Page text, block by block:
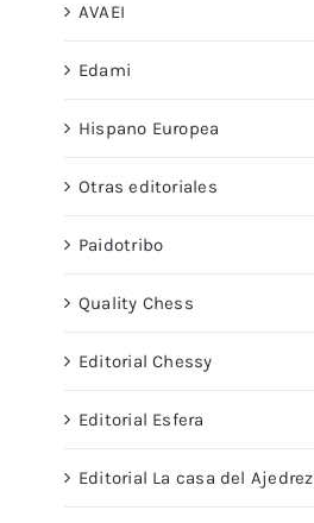
AVAEI
Edami
Hispano Europea
Otras editoriales
Paidotribo
Quality Chess
Editorial Chessy
Editorial Esfera
Editorial La casa del Ajedrez